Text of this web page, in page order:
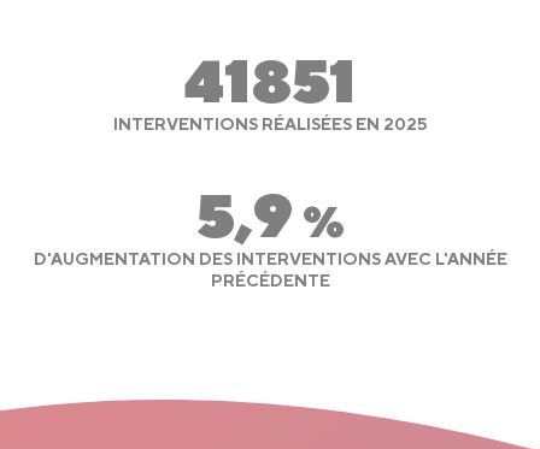
41851
INTERVENTIONS RÉALISÉES EN 2025
5,9 %
D'AUGMENTATION DES INTERVENTIONS AVEC L'ANNÉE
PRÉCÉDENTE